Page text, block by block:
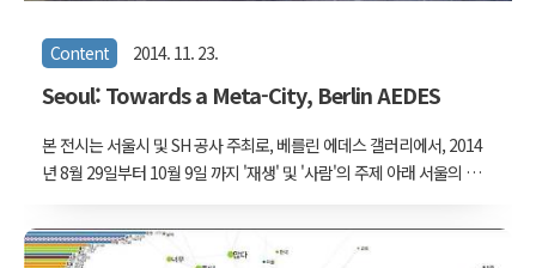
Content 2014. 11. 23.
Seoul: Towards a Meta-City, Berlin AEDES
본 전시는 서울시 및 SH 공사 주최로, 베를린 에데스 갤러리에서, 2014
년 8월 29일부터 10월 9일 까지 '재생' 및 '사람'의 주제 아래 서울의 최
VW LAB은 커미셔너 이충기 교수님 아래, 서울대 및 서울시립대 학생
들과 함께 세운상가, 용산미군기지, 마포석유비축기지, 한양도성, 마을